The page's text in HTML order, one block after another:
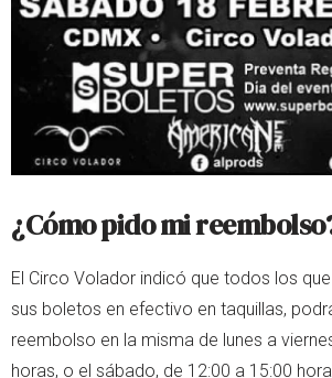
¿Cómo pido mi
El Circo Volador indicó que todos los
sus boletos en efectivo en taquillas,
reembolso en la misma de lunes a
horas, o el sábado, de 12:00 a 15:00